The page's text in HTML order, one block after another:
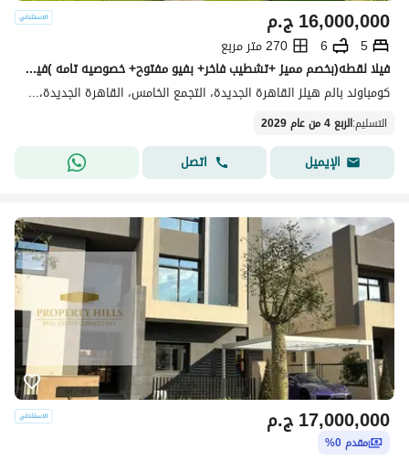
ج.م16,000,000
5
6
270 متر مربع
فيلا لقطه(بخصم مميز +تشطيب فاخر+ بفيو مفتوح+ خصوصيه تامه )فيلا للبيع في بالم هيلز التجمع الخامس بجوار ماونتن فيو دقائق من palm hills new cairo || AUC
كومباوند بالم هيلز القاهرة الجديدة، التجمع الخامس، القاهرة الجديدة، القاهرة
التسليم:الربع 4 من عام 2029
الإيميل اتصل
ج.م17,000,000
مقدم 0%